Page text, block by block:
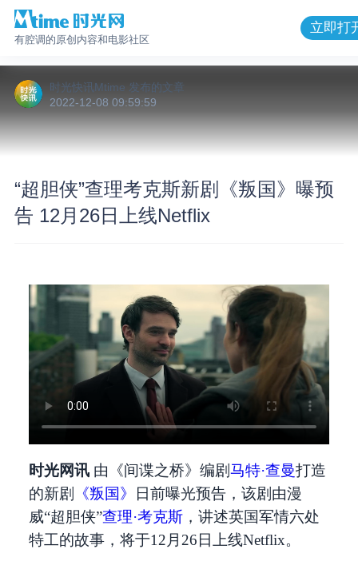
有腔调的原创内容和电影社区
立即打
时光快讯Mtime 发布的 文章
2022-12-08 09:59:59
“超胆侠”查理考克斯新剧《叛国》曝预
告 12月26日上线Netflix
时光网讯 由《间谍之桥》编剧马特·查曼打造
的新剧
《叛国》
日前曝光预告，该剧由漫
威“超胆侠”查理·考克斯，讲述英国军情六处
特工的故事，将于12月26日上线Netflix。